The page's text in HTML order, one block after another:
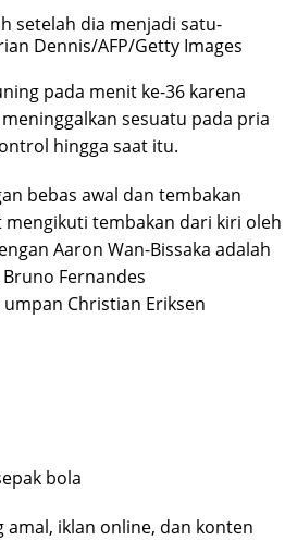
setelah dia menjadi satu-
Dennis/AFP/Getty Images
pada menit ke-36 karena
sesuatu pada pria
hingga saat itu.
bebas awal dan tembakan
mengikuti tembakan dari kiri oleh
Aaron Wan-Bissaka adalah
Fernandes
Christian Eriksen
bola
iklan online, dan konten